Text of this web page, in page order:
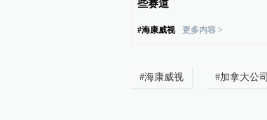
些赛道
#海康威视 更多内容 >
#海康威视 #加拿大公司